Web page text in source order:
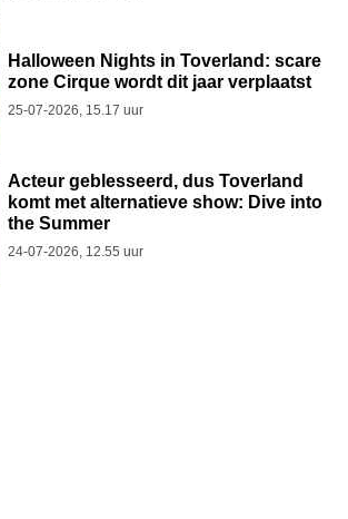
Halloween Nights in Toverland: scare
zone Cirque wordt dit jaar verplaatst
25-07-2026, 15.17 uur
Acteur geblesseerd, dus Toverland
komt met alternatieve show: Dive into
the Summer
24-07-2026, 12.55 uur